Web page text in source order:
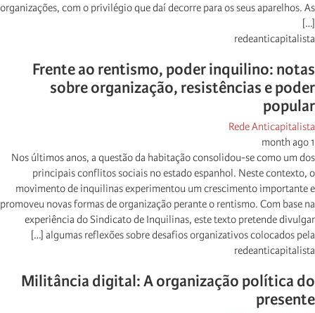
organizações, com o privilégio que daí decorre para os seus aparelhos. As
[…]
redeanticapitalista
Frente ao rentismo, poder inquilino: notas
sobre organização, resistências e poder
popular
Rede Anticapitalista
1 month ago
Nos últimos anos, a questão da habitação consolidou-se como um dos
principais conflitos sociais no estado espanhol. Neste contexto, o
movimento de inquilinas experimentou um crescimento importante e
promoveu novas formas de organização perante o rentismo. Com base na
experiência do Sindicato de Inquilinas, este texto pretende divulgar
algumas reflexões sobre desafios organizativos colocados pela […]
redeanticapitalista
Militância digital: A organização política do
presente